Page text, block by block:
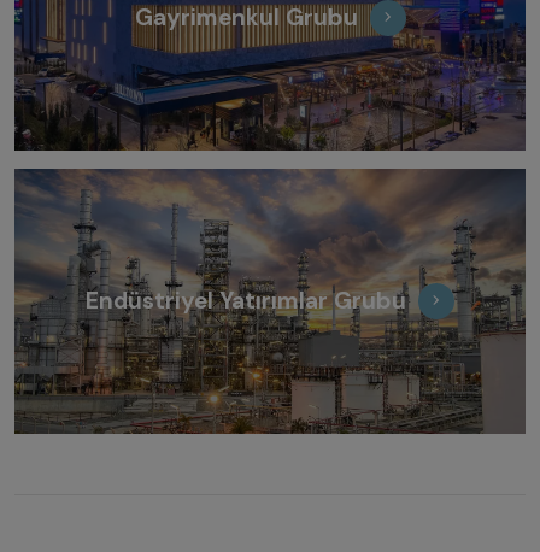
Gayrimenkul Grubu
Endüstriyel Yatırımlar Grubu